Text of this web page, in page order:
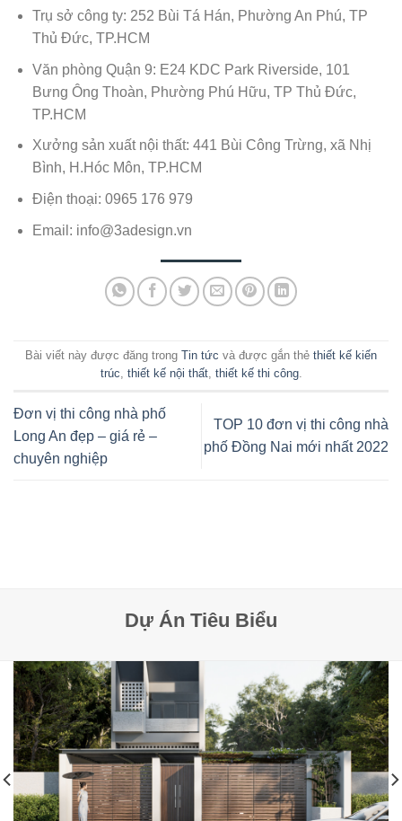
Trụ sở công ty: 252 Bùi Tá Hán, Phường An Phú, TP
Thủ Đức, TP.HCM
Văn phòng Quận 9: E24 KDC Park Riverside, 101
Bưng Ông Thoàn, Phường Phú Hữu, TP Thủ Đức,
TP.HCM
Xưởng sản xuất nội thất: 441 Bùi Công Trừng, xã Nhị
Bình, H.Hóc Môn, TP.HCM
Điện thoại: 0965 176 979
Email: info@3adesign.vn
Bài viết này được đăng trong Tin tức và được gắn thẻ thiết kế kiến
trúc, thiết kế nội thất, thiết kế thi công.
Đơn vị thi công nhà phố
Long An đẹp – giá rẻ –
chuyên nghiệp
TOP 10 đơn vị thi công nhà
phố Đồng Nai mới nhất 2022
Dự Án Tiêu Biểu